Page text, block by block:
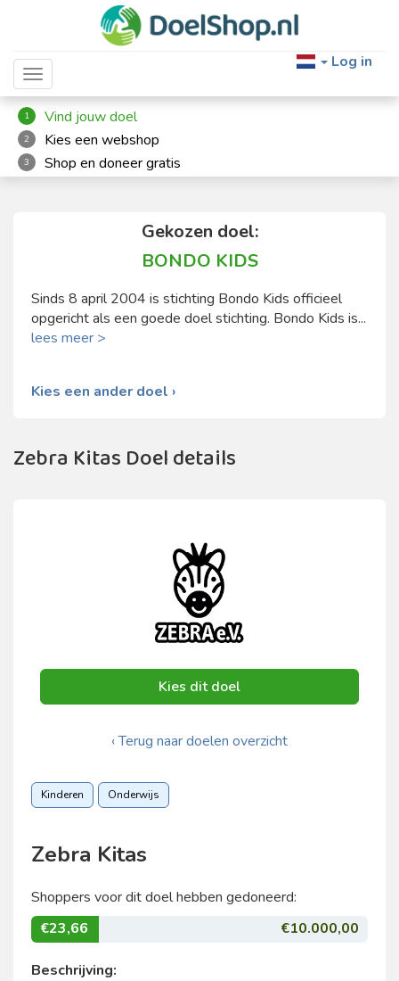
Toggle navigation
Log in
1 Vind jouw doel
2 Kies een webshop
3 Shop en doneer gratis
Gekozen doel:
BONDO KIDS
Sinds 8 april 2004 is stichting Bondo Kids officieel
opgericht als een goede doel stichting. Bondo Kids is...
lees meer >
Kies een ander doel ›
Zebra Kitas Doel details
Kies dit doel
‹ Terug naar doelen overzicht
Kinderen Onderwijs
Zebra Kitas
Shoppers voor dit doel hebben gedoneerd:
€23,66
€10.000,00
Beschrijving: